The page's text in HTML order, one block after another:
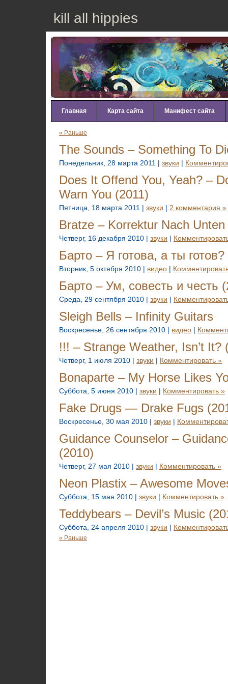
kill all hippies
Главная Карта сайта Манифест сайта
« Раньше
The Sounds – Something To
Понедельник, 28 марта 2011 | звуки |
Does It Offend You, Yeah? –
Warn You (2011)
Пятница, 18 марта 2011 | звуки | 2 комментария »
Bratze – Korrektur Nach
Четверг, 16 декабря 2010 | звуки |
Барто – Я готова, а ты готов?
Вторник, 5 октября 2010 | видео |
Барто – Ум, совесть и честь
Среда, 29 сентября 2010 | звуки |
Sleigh Bells – Infinity Guitars
Воскресенье, 26 сентября 2010 | видео |
!!! – Strange Weather, Isn’t It?
Четверг, 1 июля 2010 | звуки | Комментировать »
Bonaparte – My Horse Likes
Суббота, 5 июня 2010 | звуки | Комментировать »
Fake Drugs — Drake Fugs
Воскресенье, 30 мая 2010 | звуки |
Guidance Counselor –
(2010)
Четверг, 27 мая 2010 | звуки | Комментировать »
Neon Plastix – Awesome
Суббота, 15 мая 2010 | звуки | Комментировать »
Teddybears – Devil’s Music
Суббота, 24 апреля 2010 | звуки |
« Раньше